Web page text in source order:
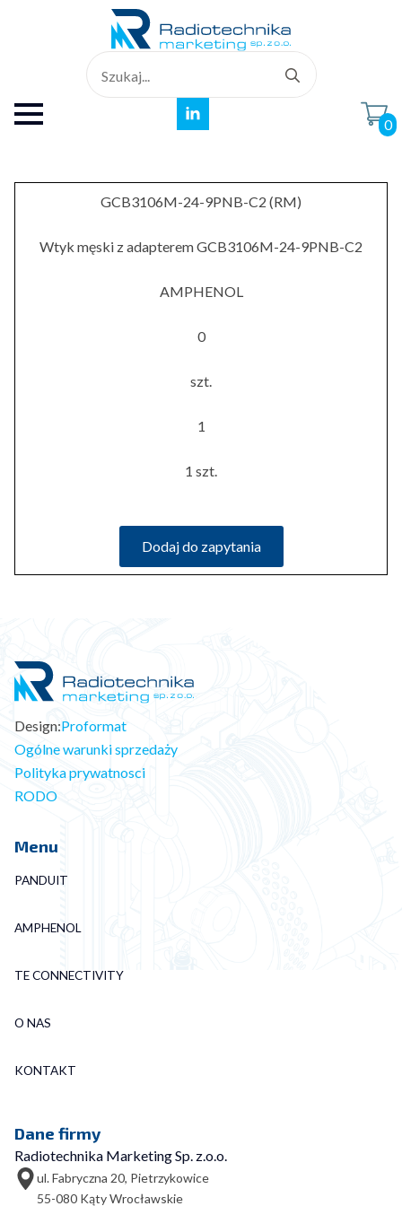
for:
0
GCB3106M-24-9PNB-C2 (RM)
Wtyk męski z adapterem GCB3106M-24-9PNB-C2
AMPHENOL
0
szt.
1
1 szt.
Dodaj do zapytania
Design:Proformat
Ogólne warunki sprzedaży
Polityka prywatnosci
RODO
Menu
PANDUIT
AMPHENOL
TE CONNECTIVITY
O NAS
KONTAKT
Dane firmy
Radiotechnika Marketing Sp. z.o.o.
ul. Fabryczna 20, Pietrzykowice
55-080 Kąty Wrocławskie